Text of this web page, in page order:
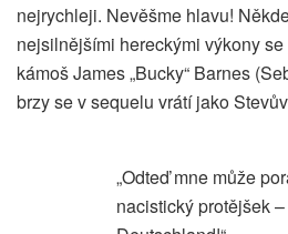
nejrychleji. Nevěšme hlavu!
nejsilnějšími hereckými výkony
kámoš James „Bucky“ Barnes
brzy se v sequelu vrátí jako
„Odteď mne může
nacistický protějšek